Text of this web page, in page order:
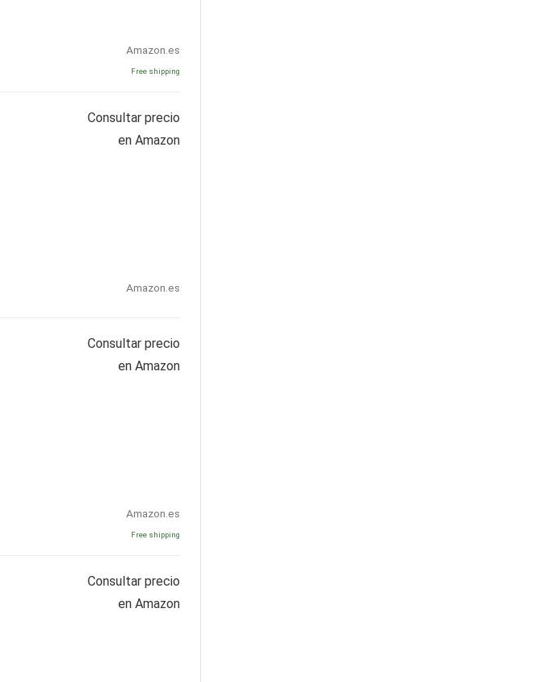
Amazon.es
Free shipping
Consultar precio
en Amazon
Amazon.es
Consultar precio
en Amazon
Amazon.es
Free shipping
Consultar precio
en Amazon